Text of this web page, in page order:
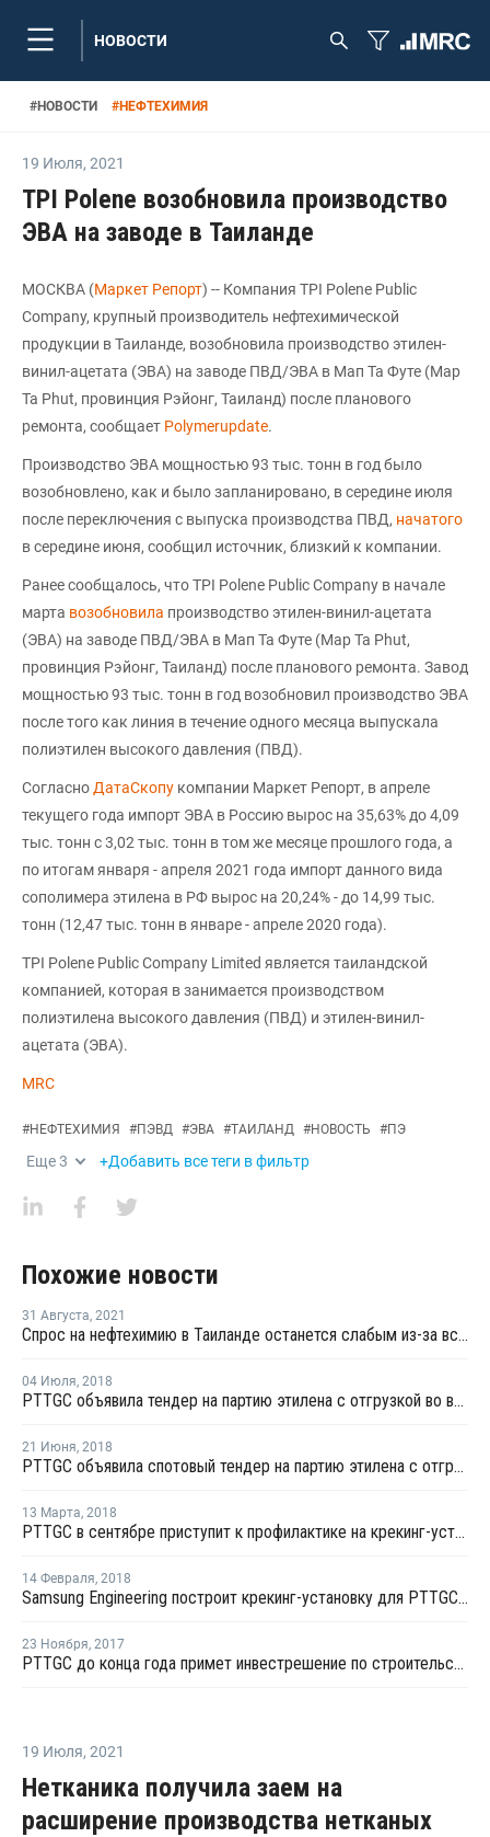
НОВОСТИ
#НОВОСТИ #НЕФТЕХИМИЯ
19 Июля, 2021
TPI Polene возобновила производство
ЭВА на заводе в Таиланде
МОСКВА (Маркет Репорт) -- Компания TPI Polene Public
Company, крупный производитель нефтехимической
продукции в Таиланде, возобновила производство этилен-
винил-ацетата (ЭВА) на заводе ПВД/ЭВА в Мап Та Футе (Map
Ta Phut, провинция Рэйонг, Таиланд) после планового
ремонта, сообщает Polymerupdate.
Производство ЭВА мощностью 93 тыс. тонн в год было
возобновлено, как и было запланировано, в середине июля
после переключения с выпуска производства ПВД, начатого
в середине июня, сообщил источник, близкий к компании.
Ранее сообщалось, что TPI Polene Public Company в начале
марта возобновила производство этилен-винил-ацетата
(ЭВА) на заводе ПВД/ЭВА в Мап Та Футе (Map Ta Phut,
провинция Рэйонг, Таиланд) после планового ремонта. Завод
мощностью 93 тыс. тонн в год возобновил производство ЭВА
после того как линия в течение одного месяца выпускала
полиэтилен высокого давления (ПВД).
Согласно ДатаСкопу компании Маркет Репорт, в апреле
текущего года импорт ЭВА в Россию вырос на 35,63% до 4,09
тыс. тонн с 3,02 тыс. тонн в том же месяце прошлого года, а
по итогам января - апреля 2021 года импорт данного вида
сополимера этилена в РФ вырос на 20,24% - до 14,99 тыс.
тонн (12,47 тыс. тонн в январе - апреле 2020 года).
TPI Polene Public Company Limited является таиландской
компанией, которая в занимается производством
полиэтилена высокого давления (ПВД) и этилен-винил-
ацетата (ЭВА).
MRC
#НЕФТЕХИМИЯ #ПЭВД #ЭВА #ТАИЛАНД #НОВОСТЬ #ПЭ
Еще3 +Добавить все теги в фильтр
Похожие новости
31 Августа, 2021
Спрос на нефтехимию в Таиланде останется слабым из-за вспышки коронавируса
04 Июля, 2018
PTTGC объявила тендер на партию этилена с отгрузкой во второй половине июля
21 Июня, 2018
PTTGC объявила спотовый тендер на партию этилена с отгрузкой в конце июня - начале июля
13 Марта, 2018
PTTGC в сентябре приступит к профилактике на крекинг-установке № 1 в Таиланде
14 Февраля, 2018
Samsung Engineering построит крекинг-установку для PTTGC в Таиланде
23 Ноября, 2017
PTTGC до конца года примет инвестрешение по строительству крекинг-установки в Таиланде
19 Июля, 2021
Нетканика получила заем на
расширение производства нетканых